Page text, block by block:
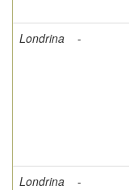
Londrina
-
Londrina
-